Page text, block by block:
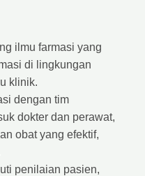
ilmu farmasi yang
di lingkungan
klinik.
dengan tim
dokter dan perawat,
obat yang efektif,
penilaian pasien,